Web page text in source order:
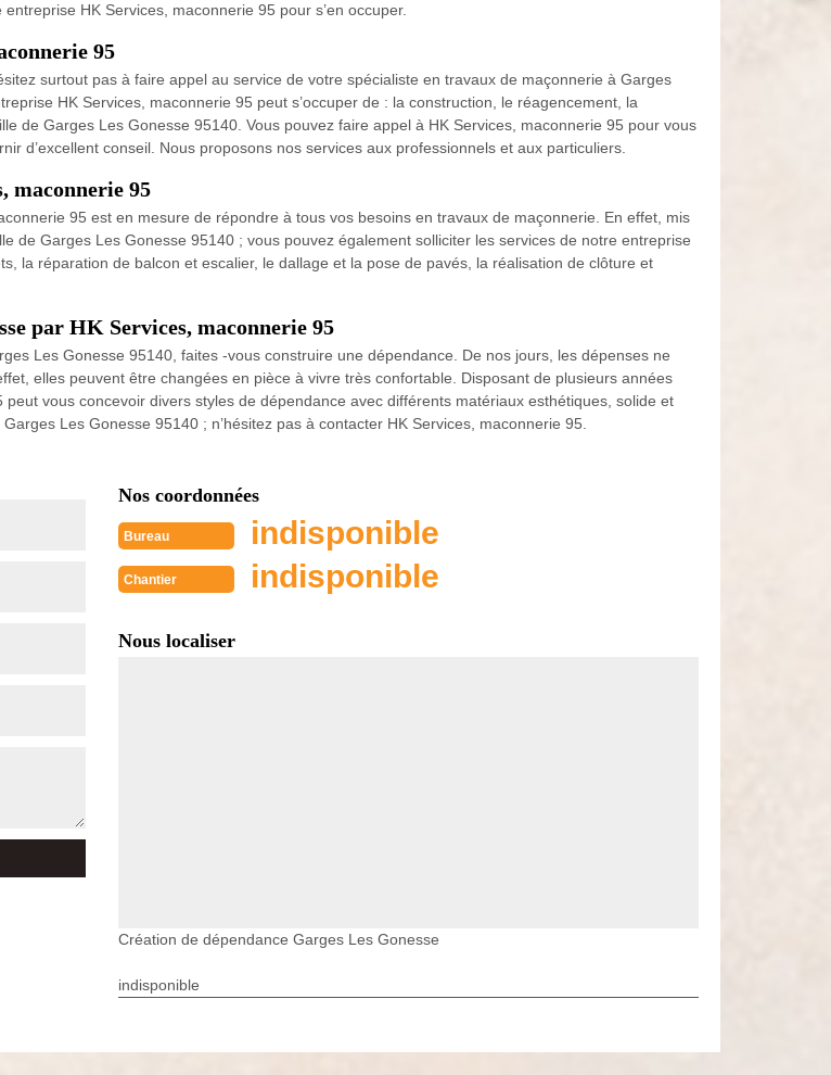
HK Services, maconnerie 95 pour s’en occuper.
95
surtout pas à faire appel au service de votre spécialiste en travaux de maçonnerie à Garges
HK Services, maconnerie 95 peut s’occuper de : la construction, le réagencement, la
de Garges Les Gonesse 95140. Vous pouvez faire appel à HK Services, maconnerie 95 pour vous
d’excellent conseil. Nous proposons nos services aux professionnels et aux particuliers.
maconnerie 95
95 est en mesure de répondre à tous vos besoins en travaux de maçonnerie. En effet, mis
de Garges Les Gonesse 95140 ; vous pouvez également solliciter les services de notre entreprise
la réparation de balcon et escalier, le dallage et la pose de pavés, la réalisation de clôture et
par HK Services, maconnerie 95
Les Gonesse 95140, faites -vous construire une dépendance. De nos jours, les dépenses ne
elles peuvent être changées en pièce à vivre très confortable. Disposant de plusieurs années
vous concevoir divers styles de dépendance avec différents matériaux esthétiques, solide et
Les Gonesse 95140 ; n’hésitez pas à contacter HK Services, maconnerie 95.
Nos coordonnées
Bureau indisponible
Chantier indisponible
Nous localiser
Création de dépendance Garges Les Gonesse
indisponible